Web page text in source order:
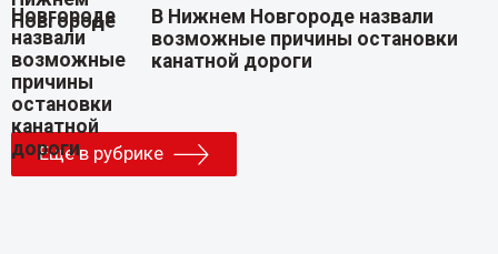
В Нижнем Новгороде назвали
возможные причины остановки
канатной дороги
Еще в рубрике